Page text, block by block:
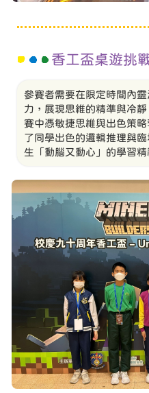
香工盃桌遊挑
參賽者需要在限定時間內
力，展現思維的精準與冷
賽中憑敏捷思維與出色策
了同學出色的邏輯推理與
生「動腦又動心」的學習精